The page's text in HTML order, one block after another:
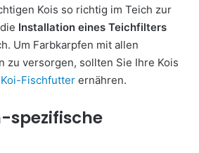
Kois so richtig im Teich zur
Installation eines Teichfilters
Um Farbkarpfen mit allen
zu versorgen, sollten Sie Ihre Kois
Fischfutter ernähren.
spezifische